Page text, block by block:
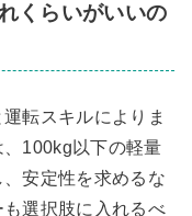
くらいがいいの
転スキルによりま
100kg以下の軽量
安定性を求めるな
選択肢に入れるべ